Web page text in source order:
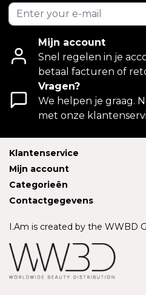
Mijn account
Snel regelen in je
betaal facturen of
Vragen?
We helpen je graag.
met onze
Klantenservice
Mijn account
Categorieën
Contactgegevens
I.Am is created by the WWBD